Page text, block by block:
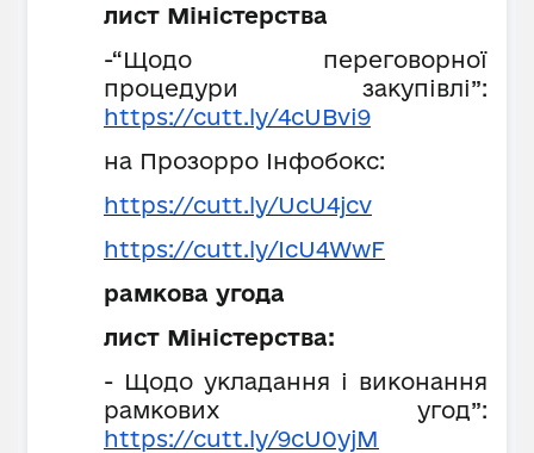
лист Міністерства
-“Щодо переговорної
процедури закупівлі”:
https://cutt.ly/4cUBvi9
на Прозорро Інфобокс:
https://cutt.ly/UcU4jcv
https://cutt.ly/IcU4WwF
рамкова угода
лист Міністерства:
- Щодо укладання і виконання
рамкових угод”:
https://cutt.ly/9cU0yjM